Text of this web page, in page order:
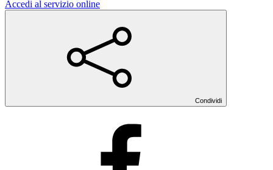
Accedi al servizio online
Condividi